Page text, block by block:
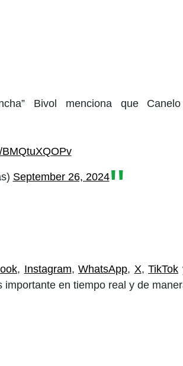
Bivol menciona que
September 26, 2024
, Instagram, WhatsApp, X, TikTok
importante en tiempo real y de